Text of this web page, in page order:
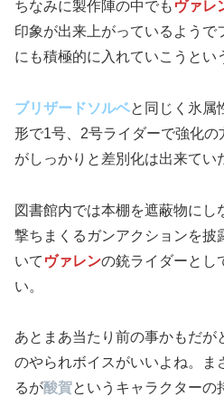
ちなみに製作陣の中でも ヴァレ
印象が出来上がっているようで
にも積極的に入れていこうとい
ブリザードソルベと同じく氷属
形で1号、2号ライダーで強化
がしっかりと差別化は出来てい
図書館内では本棚を遮蔽物にし
撃ちまくるガンアクションを披
いて ヴァレンの銃ライダーとし
い。
あとまあ当たり前の事かもだが
のやられボイスがいいよね。ま
るが酸賀というキャラクターの